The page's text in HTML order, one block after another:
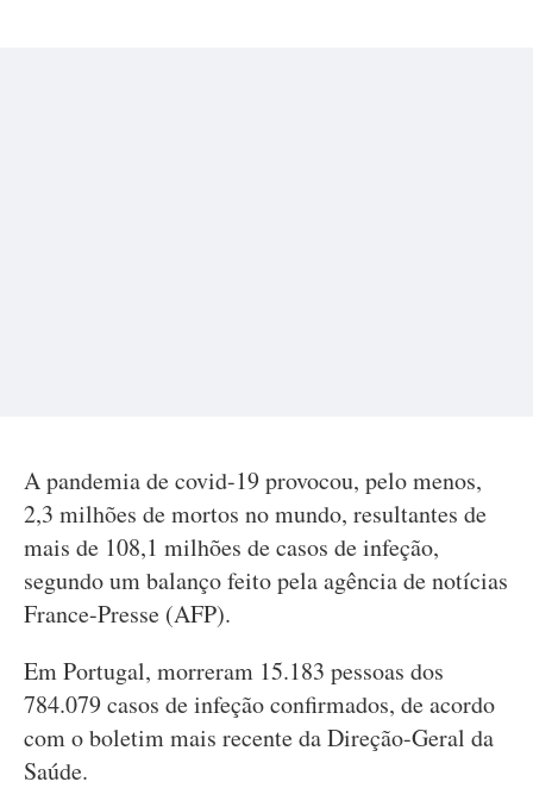
A pandemia de covid-19 provocou, pelo menos,
2,3 milhões de mortos no mundo, resultantes de
mais de 108,1 milhões de casos de infeção,
segundo um balanço feito pela agência de notícias
France-Presse (AFP).
Em Portugal, morreram 15.183 pessoas dos
784.079 casos de infeção confirmados, de acordo
com o boletim mais recente da Direção-Geral da
Saúde.